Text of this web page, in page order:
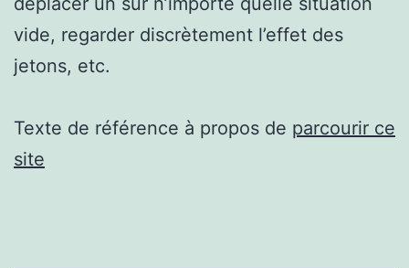
vide, regarder discrètement l’effet des
jetons, etc.
Texte de référence à propos de parcourir ce
site